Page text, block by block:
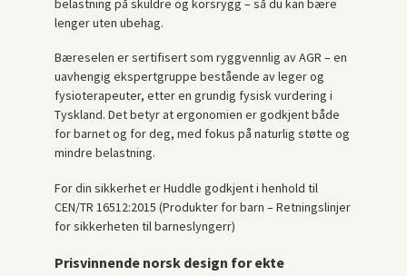
belastning på skuldre og korsrygg – så du kan bære
lenger uten ubehag.
Bæreselen er sertifisert som ryggvennlig av AGR – en
uavhengig ekspertgruppe bestående av leger og
fysioterapeuter, etter en grundig fysisk vurdering i
Tyskland. Det betyr at ergonomien er godkjent både
for barnet og for deg, med fokus på naturlig støtte og
mindre belastning.
For din sikkerhet er Huddle godkjent i henhold til
CEN/TR 16512:2015 (Produkter for barn – Retningslinjer
for sikkerheten til barneslyngerr)
Prisvinnende norsk design for ekte